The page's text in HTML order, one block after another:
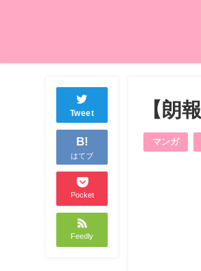
Tweet
B!
はてブ
Pocket
Feedly
【朗
マンガ